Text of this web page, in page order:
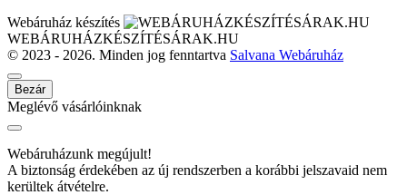
Webáruház készítés
WEBÁRUHÁZKÉSZÍTÉSÁRAK.HU
© 2023 - 2026. Minden jog fenntartva Salvana Webáruház
Bezár
Meglévő vásárlóinknak
Webáruházunk megújult!
A biztonság érdekében az új rendszerben a korábbi jelszavaid nem
kerültek átvételre.